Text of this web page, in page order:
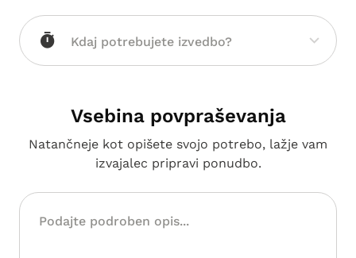
Vsebina povpraševanja
Natančneje kot opišete svojo potrebo, lažje vam
izvajalec pripravi ponudbo.